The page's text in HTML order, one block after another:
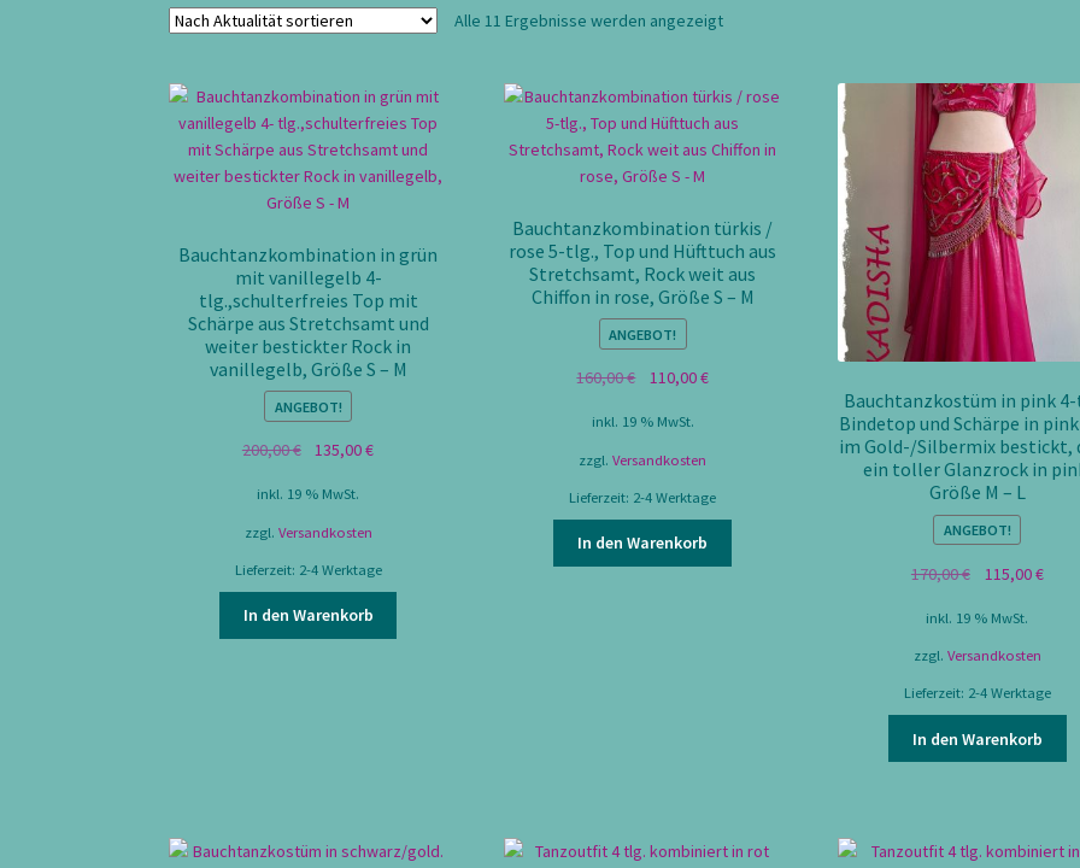
Alle 11 Ergebnisse werden angezeigtNach
Bauchtanzkombination in grün
mit vanillegelb 4-
tlg.,schulterfreies Top mit
Schärpe aus Stretchsamt und
weiter bestickter Rock in
vanillegelb, Größe S – M
ANGEBOT!
200,00€
Ursprünglicher
war:
200,00 €
135,00€Aktueller
inkl. 19 % MwSt.
zzgl. Versandkosten
Lieferzeit: 2-4 Werktage
In den Warenkorb
Bauchtanzkombination türkis /
rose 5-tlg., Top und Hüfttuch aus
Stretchsamt, Rock weit aus
Chiffon in rose, Größe S – M
ANGEBOT!
160,00€
Ursprünglicher
war:
160,00 €
110,00€Aktueller
inkl. 19 % MwSt.
zzgl.Versandkosten
Lieferzeit: 2-4 Werktage
In den Warenkorb
Bauchtanzkostüm in pink
Bindetop und Schärpe in
im Gold-/Silbermix bestickt,
ein toller Glanzrock in
Größe M – L
ANGEBOT!
170,00€
Ursprünglicher
war:
170,00 €
115,00€
inkl. 19 % MwSt.
zzgl. Versandkosten
Lieferzeit: 2-4 Werktage
In den Warenkorb